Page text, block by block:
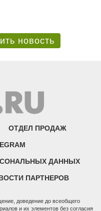
новость
ОТДЕЛ ПРОДАЖ
ДАННЫХ
ПАРТНЕРОВ
доведение до всеобщего
и их элементов без согласия